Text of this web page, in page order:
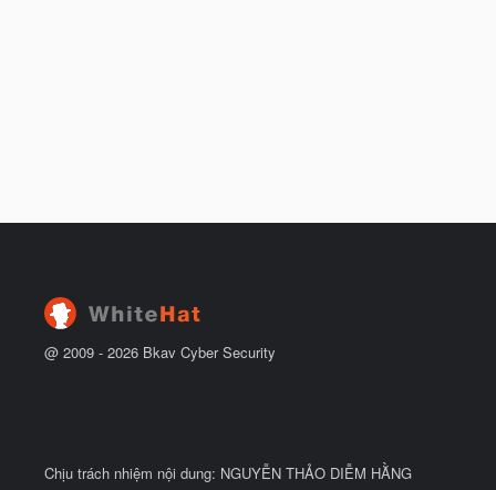
@ 2009 - 2026 Bkav Cyber Security
Chịu trách nhiệm nội dung: NGUYỄN THẢO DIỄM HẰNG